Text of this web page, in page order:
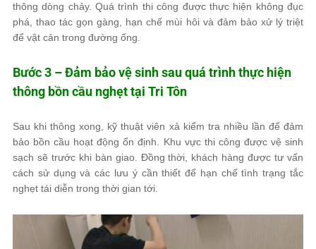
thông dòng chảy. Quá trình thi công được thực hiện không đục
phá, thao tác gọn gàng, hạn chế mùi hôi và đảm bảo xử lý triệt
để vật cản trong đường ống.
Bước 3 – Đảm bảo vệ sinh sau quá trình thực hiện
thông bồn cầu nghẹt tại Tri Tôn
Sau khi thông xong, kỹ thuật viên xả kiểm tra nhiều lần để đảm
bảo bồn cầu hoạt động ổn định. Khu vực thi công được vệ sinh
sạch sẽ trước khi bàn giao. Đồng thời, khách hàng được tư vấn
cách sử dụng và các lưu ý cần thiết để hạn chế tình trạng tắc
nghẹt tái diễn trong thời gian tới.